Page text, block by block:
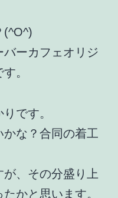
(^O^)
ーカフェオリジ
。
です。
な？合同の着工
が、その分盛り上
かと思います。